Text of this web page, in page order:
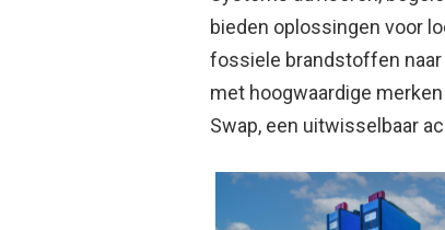
bieden oplossingen voor
fossiele brandstoffen naar
met hoogwaardige
Swap, een uitwisselbaar